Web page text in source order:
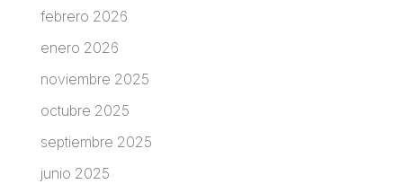
febrero 2026
enero 2026
noviembre 2025
octubre 2025
septiembre 2025
junio 2025